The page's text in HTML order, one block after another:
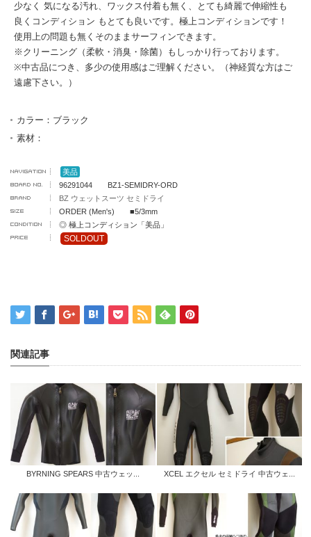
少なく 気になる汚れ、ワックス付着も無く、とても綺麗で伸縮性も
良くコンディション もとても良いです。極上コンディションです！
使用上の問題も無くそのままサーフィンできます。
※クリーニング（柔軟・消臭・除菌）もしっかり行っております。
※中古品につき、多少の使用感はご理解ください。（神経質な方はご
遠慮下さい。）
カラー：ブラック
素材：
美品
96291044 BZ1-SEMIDRY-ORD
BZ ウェットスーツ セミドライ
ORDER (Men's) ■5/3mm
◎ 極上コンディション「美品」
SOLDOUT
関連記事
BYRNING SPEARS 中古ウェッ... XCEL エクセル セミドライ 中古ウェ...